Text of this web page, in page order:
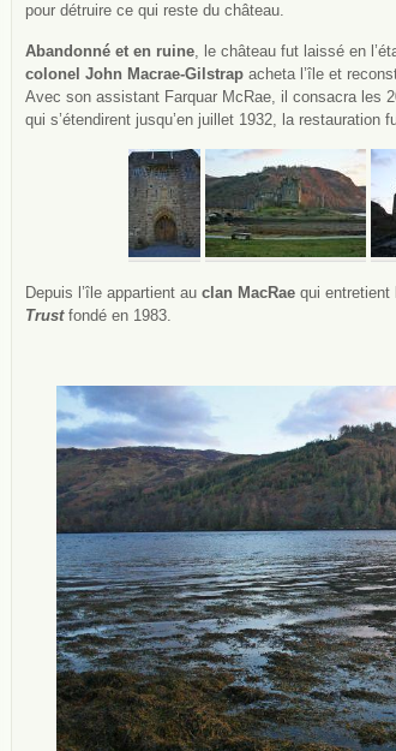
pour détruire ce qui reste du château.
Abandonné et en ruine, le château fut laissé en
colonel John Macrae-Gilstrap acheta l’île et
Avec son assistant Farquar McRae, il consacra les
qui s’étendirent jusqu’en juillet 1932, la restauration
Depuis l’île appartient au clan MacRae qui entretient
Trustfondé en 1983.